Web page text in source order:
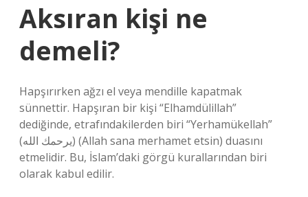
Aksıran kişi ne
demeli?
Hapşırırken ağzı el veya mendille kapatmak
sünnettir. Hapşıran bir kişi “Elhamdülillah”
dediğinde, etrafındakilerden biri “Yerhamükellah”
(يرحمك الله) (Allah sana merhamet etsin) duasını
etmelidir. Bu, İslam’daki görgü kurallarından biri
olarak kabul edilir.